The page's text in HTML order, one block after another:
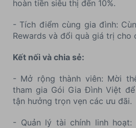
hoàn tiền siêu thị đến 10%.
- Tích điểm cùng gia đình:
Rewards và đổi quà giá trị cho
Kết nối và chia sẻ:
- Mở rộng thành viên: Mời
tham gia Gói Gia Đình Việt
tận hưởng trọn vẹn các ưu đãi.
- Quản lý tài chính linh hoạt: